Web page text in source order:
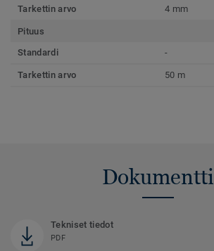
Tarkettin arvo 4 mm
Pituus
Standardi
-
Tarkettin arvo 50 m
Dokumentti
Tekniset tiedot
PDF